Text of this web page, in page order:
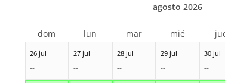
26 jul
--
27 jul
--
28 jul
--
29 jul
--
30 jul
--
agosto 2026
dom lun mar mié